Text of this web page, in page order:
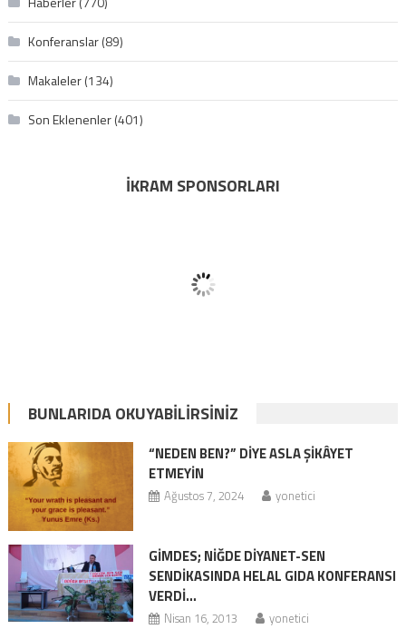
Konferanslar(89)
Makaleler(134)
Son Eklenenler(401)
İKRAM SPONSORLARI
BUNLARIDA OKUYABILIRSINIZ
“NEDEN BEN?” DİYE ASLA ŞİKÂYET
ETMEYİN
Ağustos 7, 2024 yonetici
GİMDES; NİĞDE DİYANET-SEN
SENDİKASINDA HELAL GIDA KONFERANSI
VERDİ…
Nisan 16, 2013 yonetici